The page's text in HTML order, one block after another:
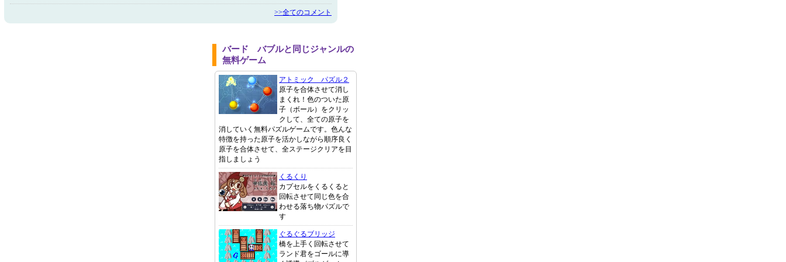
>>全てのコメント
バード バブルと同じジャンルの
無料ゲーム
アトミック パズル２
原子を合体させて消し
まくれ！色のついた原
子（ボール）をクリッ
クして、全ての原子を
消していく無料パズルゲームです。色んな
特徴を持った原子を活かしながら順序良く
原子を合体させて、全ステージクリアを目
指しましょう
くるくり
カプセルをくるくると
回転させて同じ色を合
わせる落ち物パズルで
す
ぐるぐるブリッジ
橋を上手く回転させて
ランド君をゴールに導